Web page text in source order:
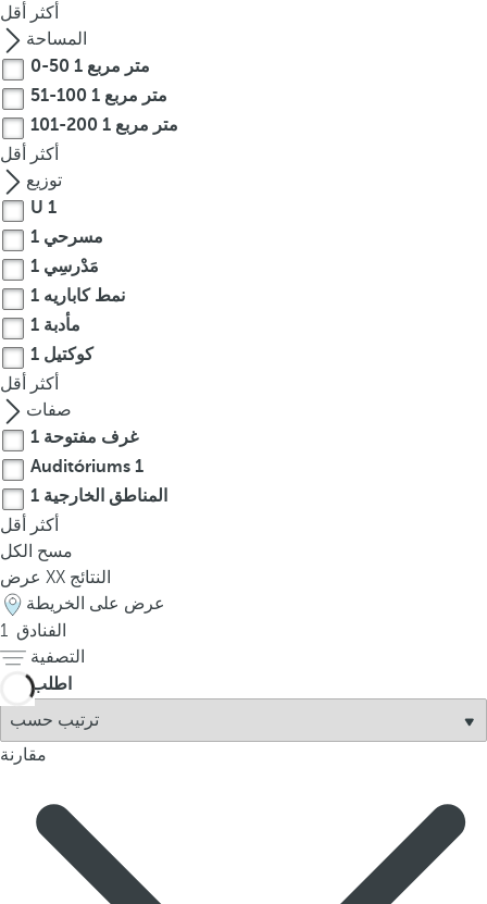
r
o
w
k
y
o
n
a
v
i
g
a
t
e
o
t
h
e
i
r
s
o
p
t
أكثر
أقل
المساحة
0-50 متر مربع 1
51-100 متر مربع 1
101-200 متر مربع 1
أكثر
أقل
توزيع
U 1
مسرحي 1
مَدْرسِي 1
نمط كاباريه 1
مأدبة 1
كوكتيل 1
أكثر
أقل
صفات
غرف مفتوحة 1
Auditóriums 1
المناطق الخارجية 1
أكثر
أقل
مسح الكل
XX النتائج
عرض على الخريطة
1 الفنادق
التصفية
اطلب
مقارنة